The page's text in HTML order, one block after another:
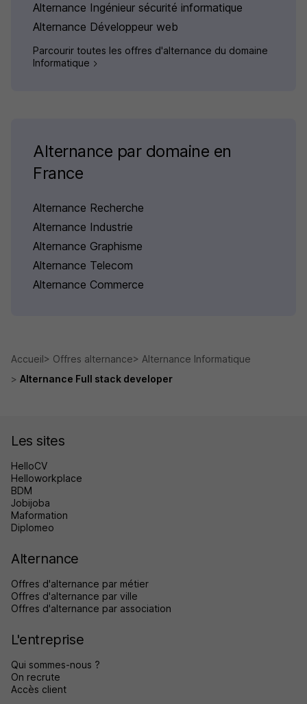
Alternance Ingénieur sécurité informatique
Alternance Développeur web
Parcourir toutes les offres d'alternance du domaine
Informatique
Alternance par domaine en
France
Alternance Recherche
Alternance Industrie
Alternance Graphisme
Alternance Telecom
Alternance Commerce
Accueil Offres alternance
Alternance Informatique
Alternance Full stack developer
Les sites
HelloCV
Helloworkplace
BDM
Jobijoba
Maformation
Diplomeo
Alternance
Offres d'alternance par métier
Offres d'alternance par ville
Offres d'alternance par association
L'entreprise
Qui sommes-nous ?
On recrute
Accès client